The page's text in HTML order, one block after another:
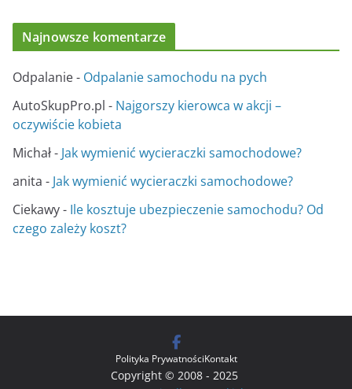
Najnowsze komentarze
Odpalanie- Odpalanie samochodu na pych
AutoSkupPro.pl - Najgorszy kierowca w akcji –
oczywiście kobieta
Michał- Jak wymienić wycieraczki samochodowe?
anita - Jak wymienić wycieraczki samochodowe?
Ciekawy- Ile kosztuje ubezpieczenie samochodu? Od
czego zależy koszt?
Polityka PrywatnościKontakt
Copyright © 2008 - 2025